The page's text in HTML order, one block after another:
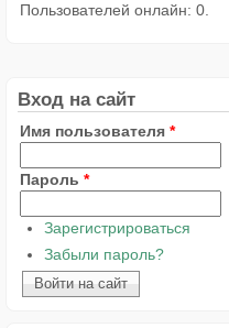
Пользователей онлайн: 0.
Вход на сайт
Имя пользователя *
Пароль *
Зарегистрироваться
Забыли пароль?